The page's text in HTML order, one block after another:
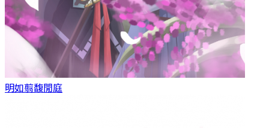
明如翦馥閒庭